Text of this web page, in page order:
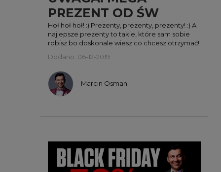
PREZENT OD ŚW
MIKOŁAJA! :)
Dodano: 06-12-2019
Hoł hoł hoł! :) Prezenty, prezenty, prezenty! :) A
najlepsze prezenty to takie, które sam sobie
robisz bo doskonale wiesz co chcesz otrzymać!
Marcin Osman